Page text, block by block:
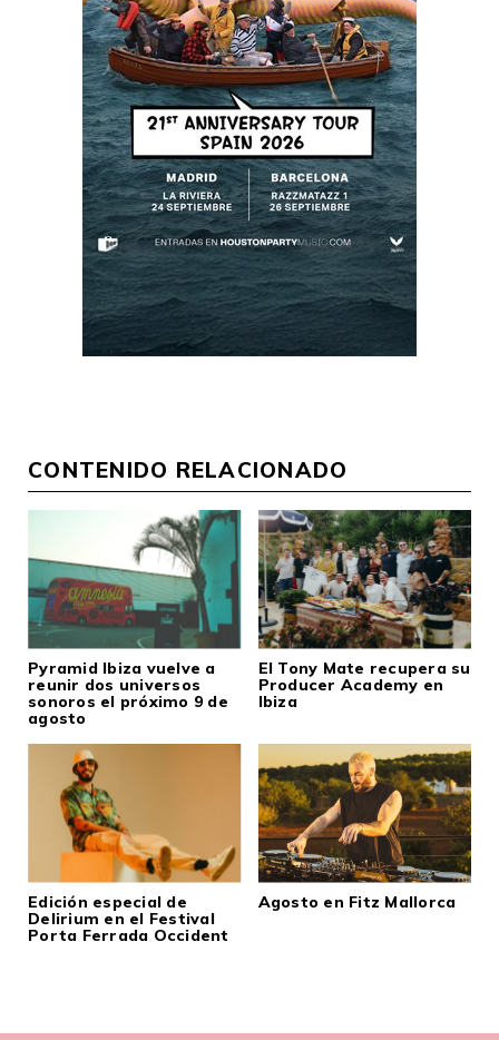
CONTENIDO RELACIONADO
Pyramid Ibiza vuelve a
reunir dos universos
sonoros el próximo 9 de
agosto
El Tony Mate recupera su
Producer Academy en
Ibiza
Edición especial de
Delirium en el Festival
Porta Ferrada Occident
Agosto en Fitz Mallorca